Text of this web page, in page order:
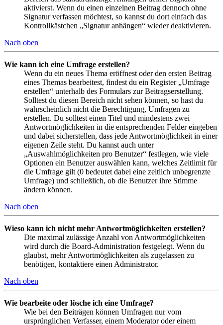
aktivierst. Wenn du einen einzelnen Beitrag dennoch ohne
Signatur verfassen möchtest, so kannst du dort einfach das
Kontrollkästchen „Signatur anhängen“ wieder deaktivieren.
Nach oben
Wie kann ich eine Umfrage erstellen?
Wenn du ein neues Thema eröffnest oder den ersten Beitrag
eines Themas bearbeitest, findest du ein Register „Umfrage
erstellen“ unterhalb des Formulars zur Beitragserstellung.
Solltest du diesen Bereich nicht sehen können, so hast du
wahrscheinlich nicht die Berechtigung, Umfragen zu
erstellen. Du solltest einen Titel und mindestens zwei
Antwortmöglichkeiten in die entsprechenden Felder eingeben
und dabei sicherstellen, dass jede Antwortmöglichkeit in einer
eigenen Zeile steht. Du kannst auch unter
„Auswahlmöglichkeiten pro Benutzer“ festlegen, wie viele
Optionen ein Benutzer auswählen kann, welches Zeitlimit für
die Umfrage gilt (0 bedeutet dabei eine zeitlich unbegrenzte
Umfrage) und schließlich, ob die Benutzer ihre Stimme
ändern können.
Nach oben
Wieso kann ich nicht mehr Antwortmöglichkeiten erstellen?
Die maximal zulässige Anzahl von Antwortmöglichkeiten
wird durch die Board-Administration festgelegt. Wenn du
glaubst, mehr Antwortmöglichkeiten als zugelassen zu
benötigen, kontaktiere einen Administrator.
Nach oben
Wie bearbeite oder lösche ich eine Umfrage?
Wie bei den Beiträgen können Umfragen nur vom
ursprünglichen Verfasser, einem Moderator oder einem